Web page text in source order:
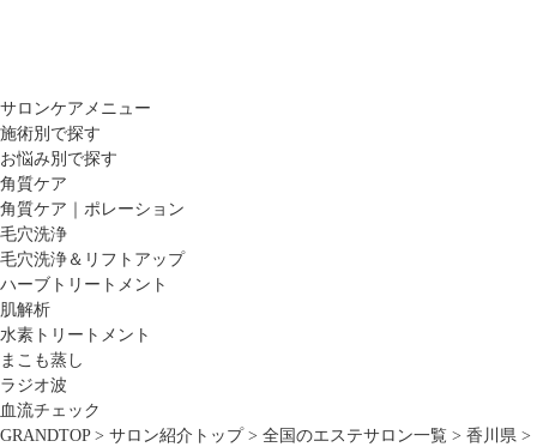
サロンケアメニュー
施術別で探す
お悩み別で探す
角質ケア
角質ケア｜ポレーション
毛穴洗浄
毛穴洗浄＆リフトアップ
ハーブトリートメント
肌解析
水素トリートメント
まこも蒸し
ラジオ波
血流チェック
GRANDTOP > サロン紹介トップ > 全国のエステサロン一覧 > 香川県 >